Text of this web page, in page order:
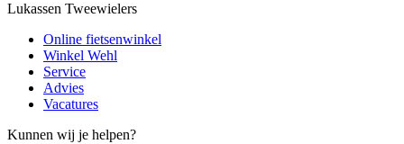
Lukassen Tweewielers
Online fietsenwinkel
Winkel Wehl
Service
Advies
Vacatures
Kunnen wij je helpen?